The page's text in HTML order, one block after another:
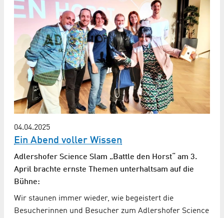
04.04.2025
Ein Abend voller Wissen
Adlershofer Science Slam „Battle den Horst“ am 3.
April brachte ernste Themen unterhaltsam auf die
Bühne:
Wir staunen immer wieder, wie begeistert die
Besucherinnen und Besucher zum Adlershofer Science